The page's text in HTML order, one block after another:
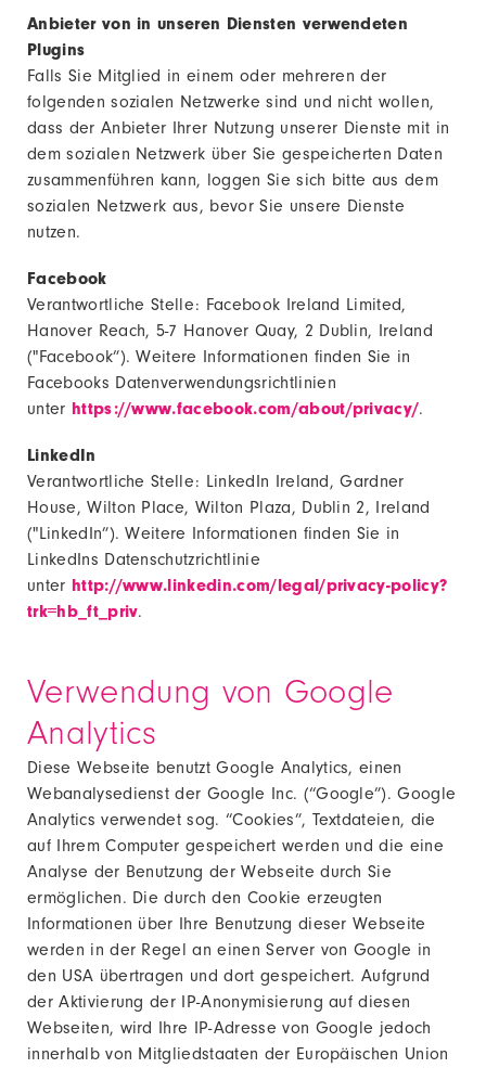
Anbieter von in unseren Diensten verwendeten
Plugins
Falls Sie Mitglied in einem oder mehreren der
folgenden sozialen Netzwerke sind und nicht wollen,
dass der Anbieter Ihrer Nutzung unserer Dienste mit in
dem sozialen Netzwerk über Sie gespeicherten Daten
zusammenführen kann, loggen Sie sich bitte aus dem
sozialen Netzwerk aus, bevor Sie unsere Dienste
nutzen.
Facebook
Verantwortliche Stelle: Facebook Ireland Limited,
Hanover Reach, 5-7 Hanover Quay, 2 Dublin, Ireland
("Facebook”). Weitere Informationen finden Sie in
Facebooks Datenverwendungsrichtlinien
unter https://www.facebook.com/about/privacy/.
LinkedIn
Verantwortliche Stelle: LinkedIn Ireland, Gardner
House, Wilton Place, Wilton Plaza, Dublin 2, Ireland
("LinkedIn”). Weitere Informationen finden Sie in
LinkedIns Datenschutzrichtlinie
unter http://www.linkedin.com/legal/privacy-policy?
trk=hb_ft_priv.
Verwendung von Google
Analytics
Diese Webseite benutzt Google Analytics, einen
Webanalysedienst der Google Inc. (“Google”). Google
Analytics verwendet sog. “Cookies”, Textdateien, die
auf Ihrem Computer gespeichert werden und die eine
Analyse der Benutzung der Webseite durch Sie
ermöglichen. Die durch den Cookie erzeugten
Informationen über Ihre Benutzung dieser Webseite
werden in der Regel an einen Server von Google in
den USA übertragen und dort gespeichert. Aufgrund
der Aktivierung der IP-Anonymisierung auf diesen
Webseiten, wird Ihre IP-Adresse von Google jedoch
innerhalb von Mitgliedstaaten der Europäischen Union